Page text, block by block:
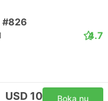
#826
4.7
USD 10 Boka nu